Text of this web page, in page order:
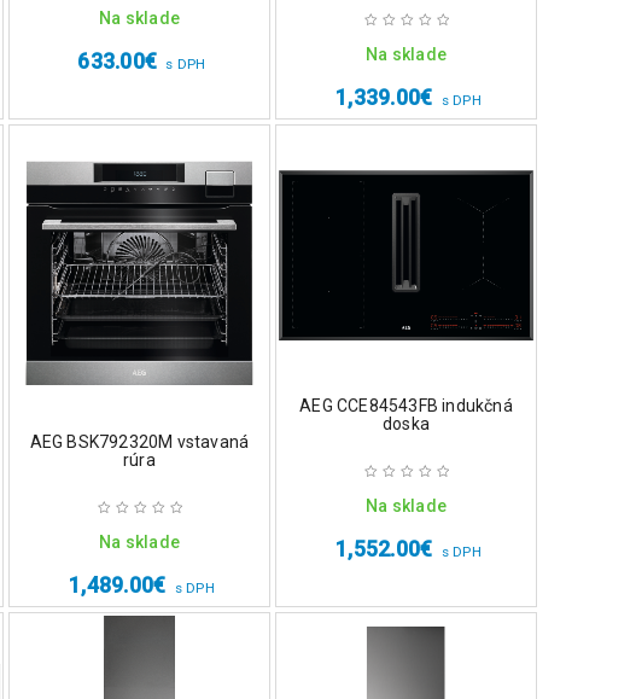
Na sklade
633.00€ s DPH Na sklade
1,339.00€ s DPH
AEG BSK792320M vstavaná
rúra
Na sklade
1,489.00€ s DPH
AEG CCE84543FB indukčná
doska
Na sklade
1,552.00€ s DPH